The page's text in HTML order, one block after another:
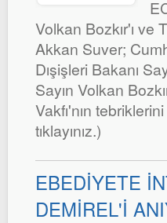
Volkan Bozkır'ı ve
Akkan Suver;
Dışişleri Bakanı
Sayın Volkan
Vakfı'nın
tıklayınız.)
EBEDİYETE
DEMİREL'İ